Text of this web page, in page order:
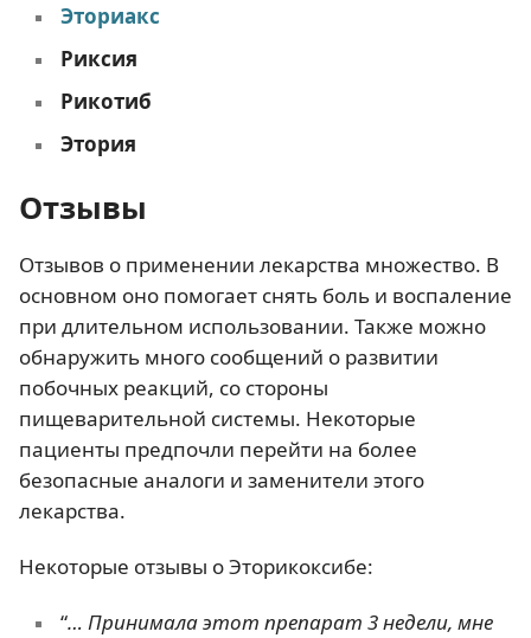
Эториакс
Риксия
Рикотиб
Этория
Отзывы
Отзывов о применении лекарства множество. В
основном оно помогает снять боль и воспаление
при длительном использовании. Также можно
обнаружить много сообщений о развитии
побочных реакций, со стороны
пищеварительной системы. Некоторые
пациенты предпочли перейти на более
безопасные аналоги и заменители этого
лекарства.
Некоторые отзывы о Эторикоксибе:
“… Принимала этот препарат 3 недели, мне